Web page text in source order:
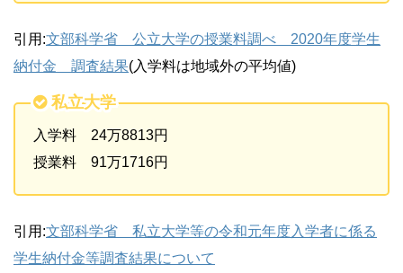
引用:文部科学省 公立大学の授業料調べ 2020年度学生
納付金 調査結果(入学料は地域外の平均値)
私立大学
入学料 24万8813円
授業料 91万1716円
引用:文部科学省 私立大学等の令和元年度入学者に係る
学生納付金等調査結果について